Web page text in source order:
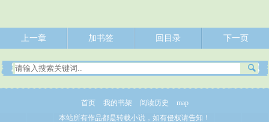
上一章 加书签 回目录 下一页
首页 我的书架 阅读历史
map
本站所有作品都是转载小说，如有侵权请告知！